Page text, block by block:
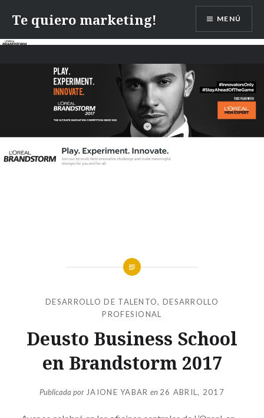
Te quiero marketing! MENÚ
DESARROLLO DE TALENTO, DESARROLLO
PROFESIONAL
Deusto Business School
en Brandstorm 2017
Publicada por JAIONE YABAR en 26 ABRIL, 2017